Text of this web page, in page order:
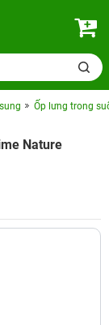
Ốp lưng trong
Nature